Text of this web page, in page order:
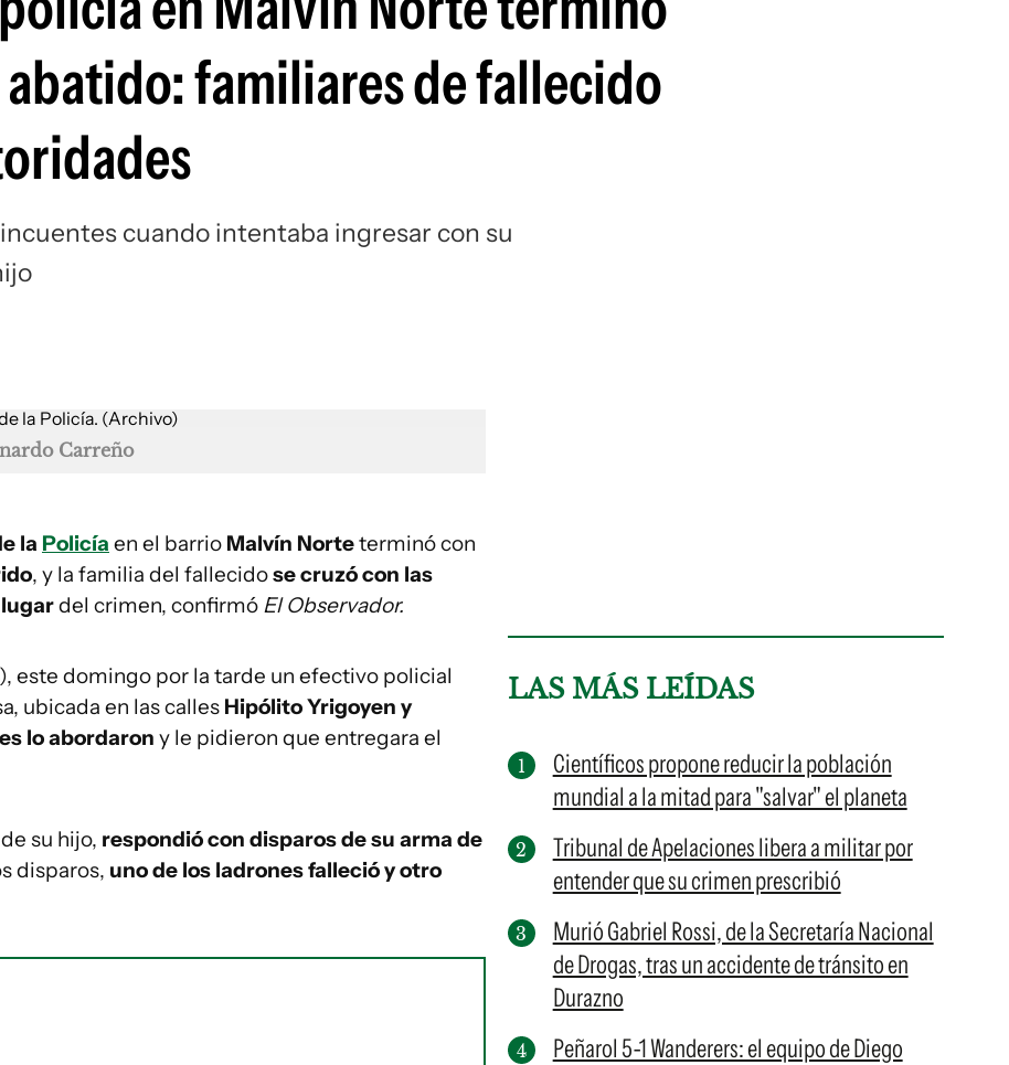
familiares de fallecido
cuando intentaba ingresar con su
Carreño
la Policía en el barrio Malvín Norteterminó con
, y la familia del fallecidose cruzó con las
del crimen, confirmó El Observador.
este domingo por la tarde un efectivo policial
ubicada en las calles Hipólito Yrigoyen y
lo abordaron y le pidieron que entregara el
su hijo, respondió con disparos de su arma de
disparos, uno de los ladrones falleció y otro
LAS MÁS LEÍDAS
Científicos propone reducir la población
mundial a la mitad para "salvar" el planeta
Tribunal de Apelaciones libera a militar por
entender que su crimen prescribió
Murió Gabriel Rossi, de la Secretaría Nacional
de Drogas, tras un accidente de tránsito en
Durazno
Peñarol 5-1 Wanderers: el equipo de Diego